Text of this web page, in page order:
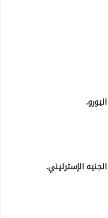
الإسترليني.